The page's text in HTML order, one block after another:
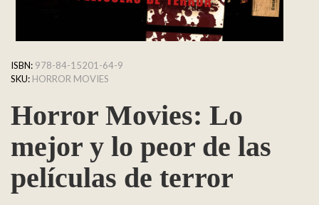
ISBN: 978-84-15201-64-9
SKU: HORROR MOVIES
Horror Movies: Lo
mejor y lo peor de las
películas de terror